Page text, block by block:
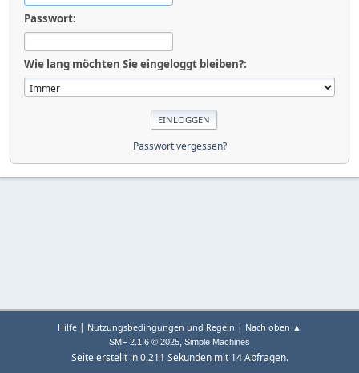
Passwort:
Wie lang möchten Sie eingeloggt bleiben?:
Passwort vergessen?
Hilfe | Nutzungsbedingungen und Regeln | Nach oben ▲
SMF 2.1.6 © 2025, Simple Machines
Seite erstellt in 0.211 Sekunden mit 14 Abfragen.